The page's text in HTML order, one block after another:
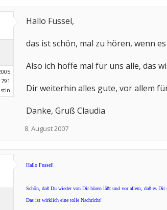
791
Hallo Fussel,
das ist schön, mal zu hören, wenn
Also ich hoffe mal für uns alle, das
Dir weiterhin alles gute, vor allem
Danke, Gruß Claudia
8. August 2007
Hallo Fussel!
Schön, daß Du wieder von Dir hören läßt und vor allem, daß es Dir
Das ist wirklich eine tolle Nachricht!